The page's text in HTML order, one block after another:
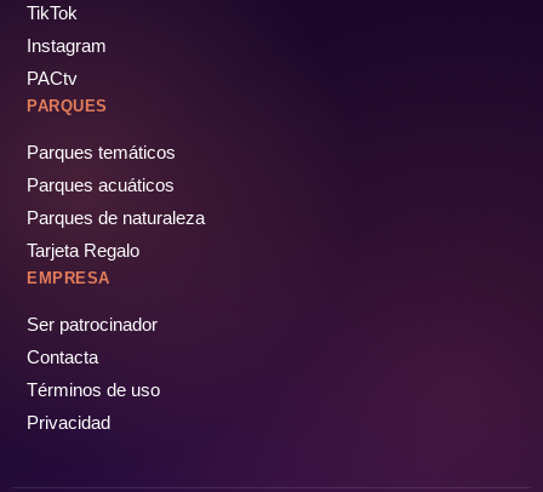
TikTok
Instagram
PACtv
PARQUES
Parques temáticos
Parques acuáticos
Parques de naturaleza
Tarjeta Regalo
EMPRESA
Ser patrocinador
Contacta
Términos de uso
Privacidad